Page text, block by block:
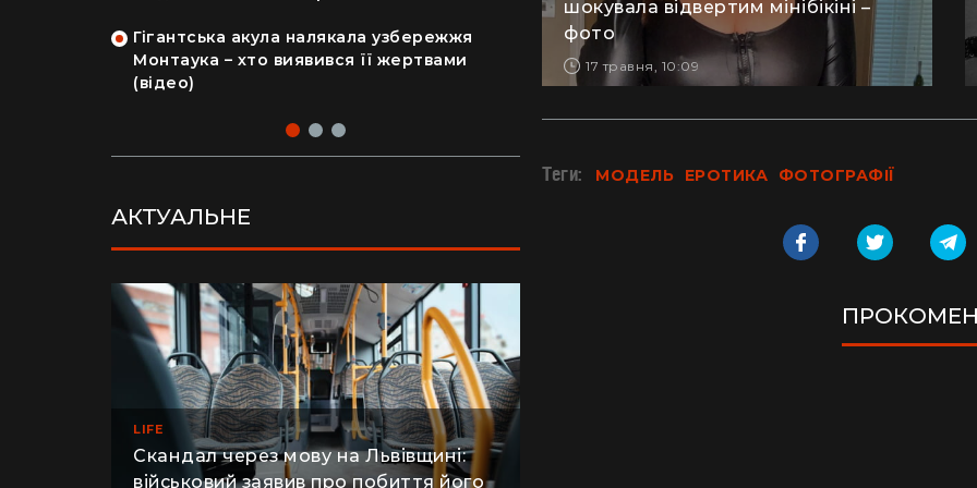
Гігантська акула налякала узбережжя
Монтаука – хто виявився її жертвами
сотнями туристів в ущелині впали валуни
(відео)
Життя на круїзному лайнері: скільки
З
з
АКТУАЛЬНЕ
Скандал через мову на Львівщині:
шокувала відвертим мінібікіні –
фото
17 травня, 10:09
Теги: МОДЕЛЬ ЕРОТИКА ФОТОГРАФІЇ